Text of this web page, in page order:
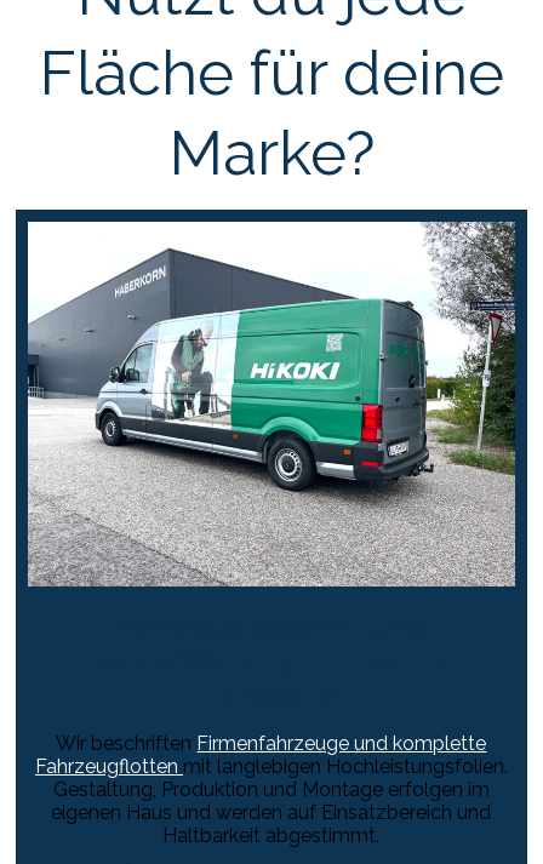
Fläche für deine
Marke?
Wir beschriften Firmenfahrzeuge und komplette
Fahrzeugflotten mit langlebigen Hochleistungsfolien.
Gestaltung, Produktion und Montage erfolgen im
eigenen Haus und werden auf Einsatzbereich und
Haltbarkeit abgestimmt.